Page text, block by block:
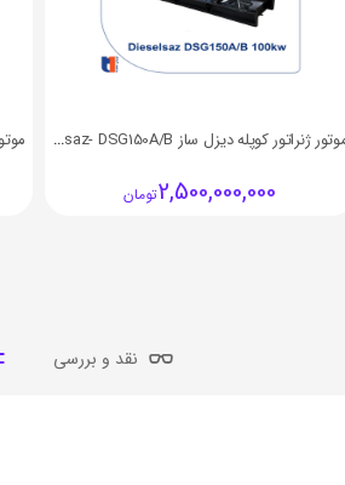
موتور ژنراتور کوپله دیزل ساز Dieselsaz- DSG150A/B
2,500,000,000تومان
نقد و بررسی